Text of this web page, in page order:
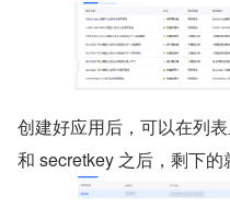
创建好应用后，可以在列
和 secretkey 之后，剩下